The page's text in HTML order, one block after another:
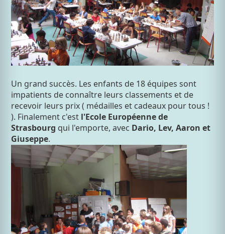
Un grand succès. Les enfants de 18 équipes sont
impatients de connaître leurs classements et de
recevoir leurs prix ( médailles et cadeaux pour tous !
). Finalement c'est l'Ecole Européennede
Strasbourg qui l'emporte, avec Dario, Lev, Aaron et
Giuseppe.